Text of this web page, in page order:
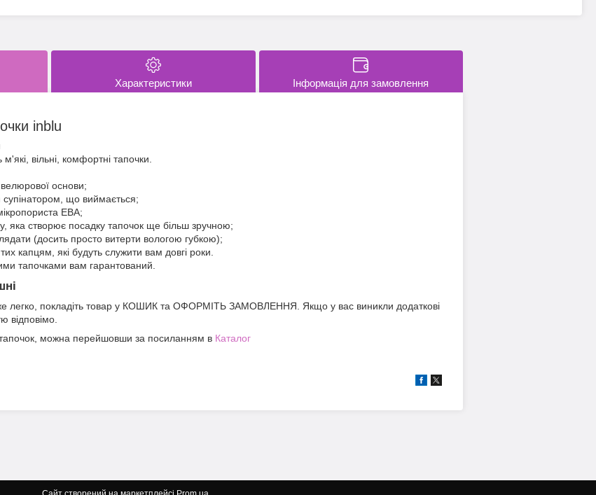
Характеристики Інформація для замовлення
inblu
вільні, комфортні тапочки.
велюрової основи;
супінатором, що виймається;
ЕВА;
яка створює посадку тапочок ще більш зручною;
(досить просто витерти вологою губкою);
капцям, які будуть служити вам довгі роки.
тапочками вам гарантований.
легко, покладіть товар у КОШИК та ОФОРМІТЬ ЗАМОВЛЕННЯ. Якщо у вас виникли додаткові
відповімо.
можна перейшовши за посиланням в Каталог